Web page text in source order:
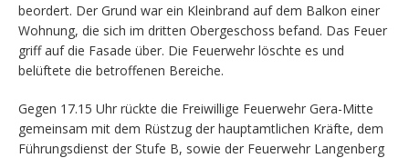
beordert. Der Grund war ein Kleinbrand auf dem Balkon einer
Wohnung, die sich im dritten Obergeschoss befand. Das Feuer
griff auf die Fasade über. Die Feuerwehr löschte es und
belüftete die betroffenen Bereiche.
Gegen 17.15 Uhr rückte die Freiwillige Feuerwehr Gera-Mitte
gemeinsam mit dem Rüstzug der hauptamtlichen Kräfte, dem
Führungsdienst der Stufe B, sowie der Feuerwehr Langenberg